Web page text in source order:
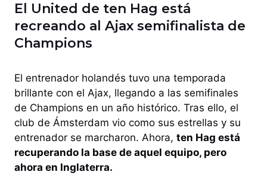
El United de ten Hag está
recreando al Ajax semifinalista de
Champions
El entrenador holandés tuvo una temporada
brillante con el Ajax, llegando a las semifinales
de Champions en un año histórico. Tras ello, el
club de Ámsterdam vio como sus estrellas y su
entrenador se marcharon. Ahora, ten Hag está
recuperando la base de aquel equipo, pero
ahora en Inglaterra.